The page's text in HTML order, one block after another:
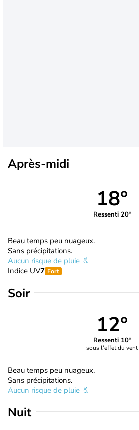
Après-midi
18°
Ressenti 20°
Beau temps peu nuageux.
Sans précipitations.
Aucun risque de pluie
Indice UV7 Fort
Soir
12°
Ressenti 10°
sous l'effet du vent
Beau temps peu nuageux.
Sans précipitations.
Aucun risque de pluie
Nuit